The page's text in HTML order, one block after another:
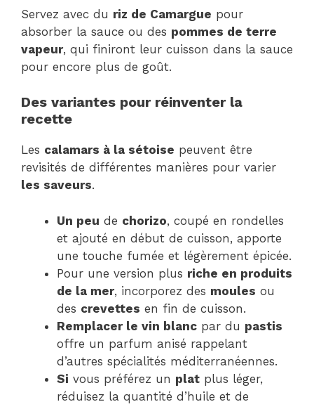
Servez avec du riz de Camargue pour
absorber la sauce ou des pommes de terre
vapeur, qui finiront leur cuisson dans la sauce
pour encore plus de goût.
Des variantes pour réinventer la
recette
Les calamars à la sétoise peuvent être
revisités de différentes manières pour varier
les saveurs.
Un peu de chorizo, coupé en rondelles
et ajouté en début de cuisson, apporte
une touche fumée et légèrement épicée.
Pour une version plus riche en produits
de la mer, incorporez des moules ou
des crevettes en fin de cuisson.
Remplacer le vin blanc par du pastis
offre un parfum anisé rappelant
d’autres spécialités méditerranéennes.
Si vous préférez un plat plus léger,
réduisez la quantité d’huile et de